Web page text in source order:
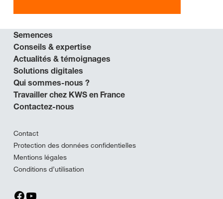
Semences
Conseils & expertise
Actualités & témoignages
Solutions digitales
Qui sommes-nous ?
Travailler chez KWS en France
Contactez-nous
Contact
Protection des données confidentielles
Mentions légales
Conditions d’utilisation